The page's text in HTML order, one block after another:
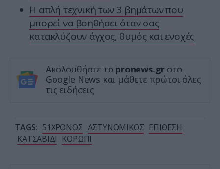
Η απλή τεχνική των 3 βημάτων που
μπορεί να βοηθήσει όταν σας
κατακλύζουν άγχος, θυμός και ενοχές
Ακολουθήστε το pronews.gr στο
Google News και μάθετε πρώτοι όλες
τις ειδήσεις
TAGS: 51ΧΡΟΝΟΣ ΑΣΤΥΝΟΜΙΚΟΣ ΕΠΙΘΕΣΗ
ΚΑΤΣΑΒΙΔΙ ΚΟΡΩΠΙ